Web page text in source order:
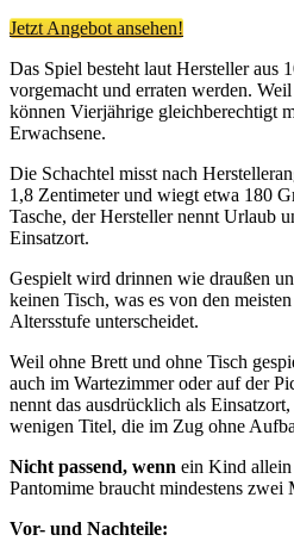
Jetzt Angebot ansehen!
Das Spiel besteht laut Hersteller aus
vorgemacht und erraten werden.
können Vierjährige gleichberechtigt
Erwachsene.
Die Schachtel misst nach
1,8 Zentimeter und wiegt etwa 180
Tasche, der Hersteller nennt Urlaub
Einsatzort.
Gespielt wird drinnen wie draußen
keinen Tisch, was es von den
Altersstufe unterscheidet.
Weil ohne Brett und ohne Tisch
auch im Wartezimmer oder auf der
nennt das ausdrücklich als
wenigen Titel, die im Zug ohne
Nicht passend, wenn ein Kind allein
Pantomime braucht mindestens zwei
Vor- und Nachteile: